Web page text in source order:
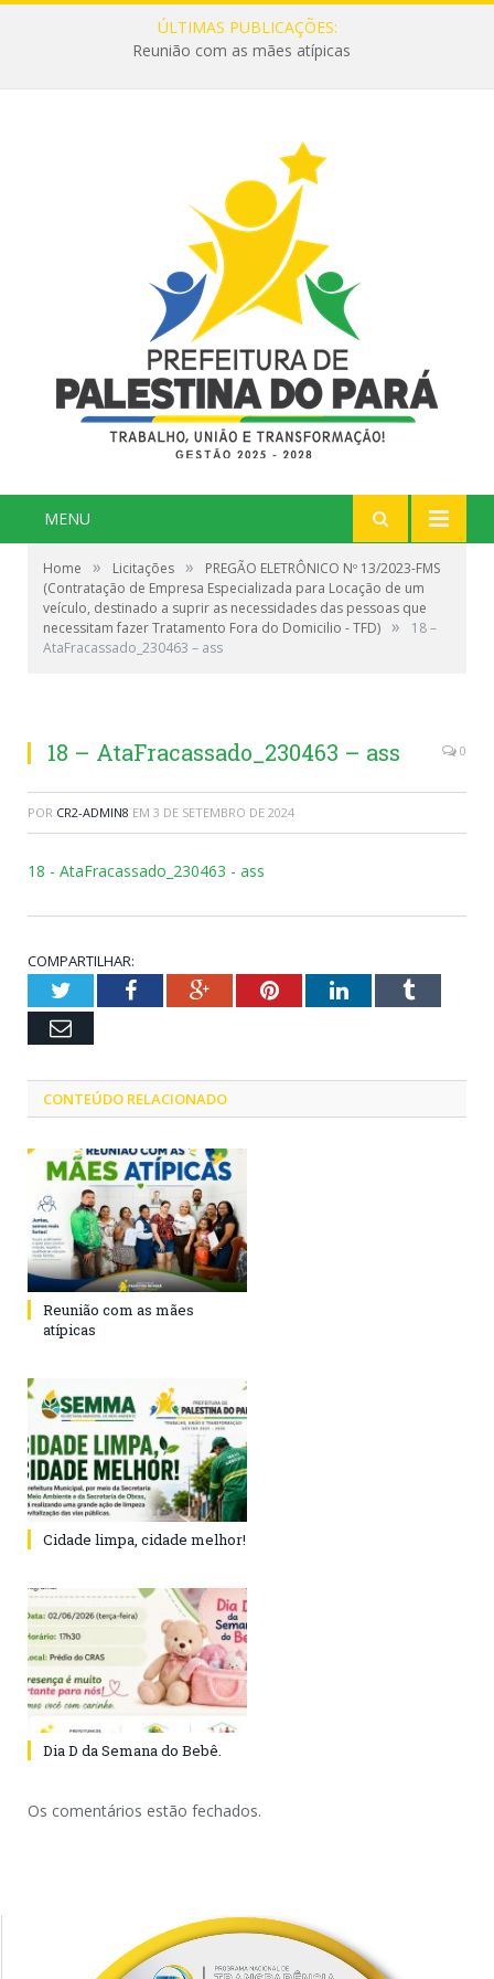
ÚLTIMAS PUBLICAÇÕES:
Reunião com as mães atípicas
MENU
Home » Licitações »
PREGÃO ELETRÔNICO Nº 13/2023-FMS
(Contratação de Empresa Especializada para Locação de um
veículo, destinado a suprir as necessidades das pessoas que
necessitam fazer Tratamento Fora do Domicilio - TFD) »
18 –
AtaFracassado_230463 – ass
18 – AtaFracassado_230463 – ass 0
POR CR2-ADMIN8 EM 3 DE SETEMBRO DE 2024
18 - AtaFracassado_230463 - ass
COMPARTILHAR:
TwitterFacebookGoogle+PinterestLinkedInTumblr
Email
CONTEÚDO RELACIONADO
Reunião com as mães
atípicas
Cidade limpa, cidade melhor!
Dia D da Semana do Bebê.
Os comentários estão fechados.